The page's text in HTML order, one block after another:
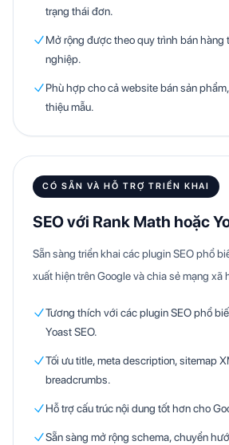
trạng thái đơn.
Mở rộng được theo quy trình bán hàng
nghiệp.
Phù hợp cho cả website bán sản
thiệu mẫu.
CÓ SẴN VÀ HỖ TRỢ TRIỂN KHAI
SEO với Rank Math hoặc
Sẵn sàng triển khai các plugin SEO phổ
xuất hiện trên Google và chia sẻ mạng xã
Tương thích với các plugin SEO phổ
Yoast SEO.
Tối ưu title, meta description, sitemap
breadcrumbs.
Hỗ trợ cấu trúc nội dung tốt hơn cho
Sẵn sàng mở rộng schema, chuyển